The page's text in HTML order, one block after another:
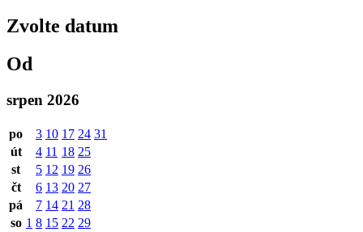
Zvolte datum
Od
srpen 2026
po 3 10 17 24 31
út
4 11 18 25
st
5 12 19 26
čt
6 13 20 27
pá
7 14 21 28
so 1 8 15 22 29